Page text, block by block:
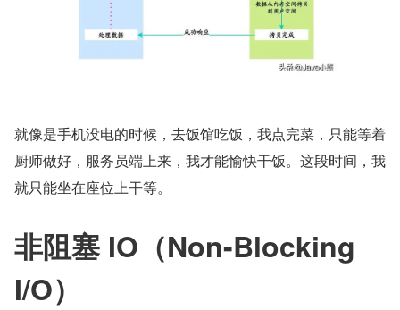
就像是手机没电的时候，去饭馆吃饭，我点完菜，只能等着
厨师做好，服务员端上来，我才能愉快干饭。这段时间，我
就只能坐在座位上干等。
非阻塞 IO（Non-Blocking
I/O）